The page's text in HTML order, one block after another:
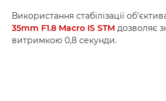
Використання стабілізації
35mm F1.8 Macro IS STM дозволяє
витримкою 0,8 секунди.